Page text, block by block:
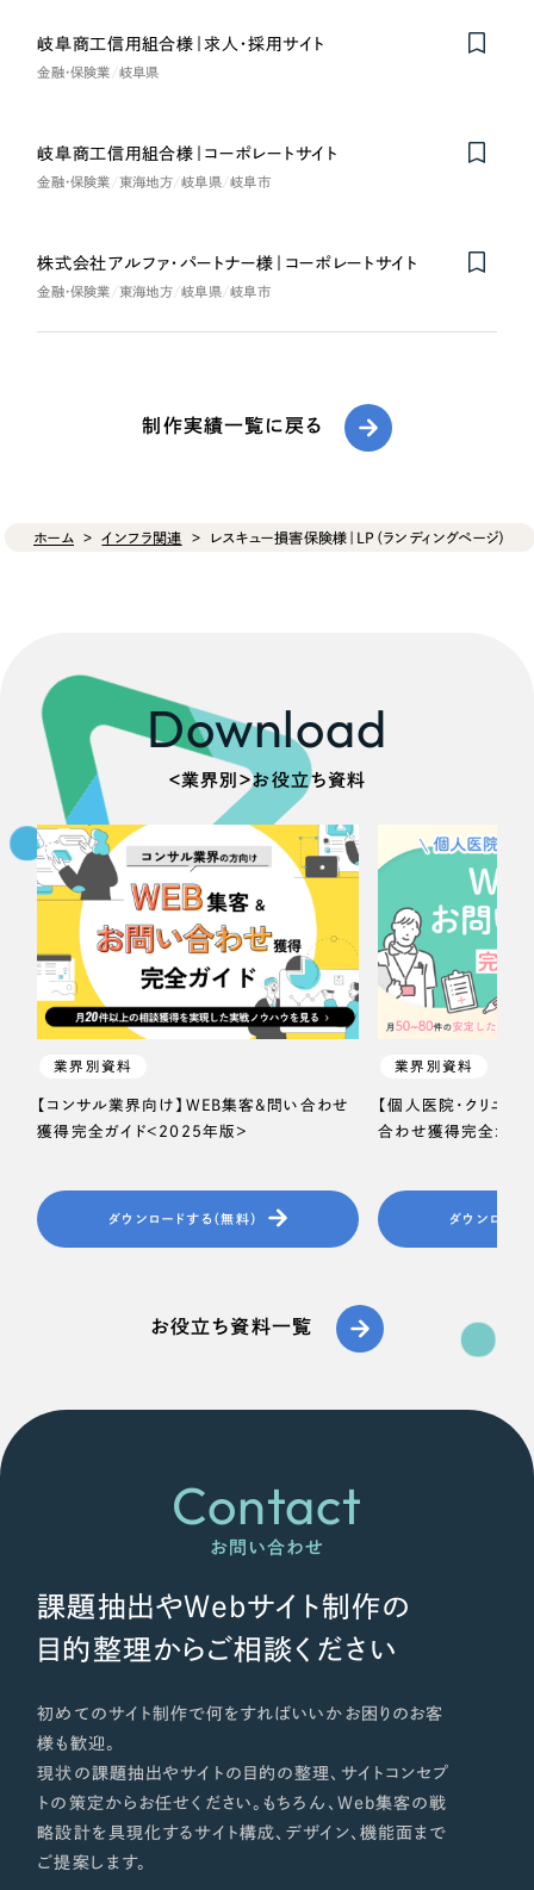
岐阜商工信用組合様｜求人・採用サイト
金融・保険業 岐阜県
岐阜商工信用組合様｜コーポレートサイト
金融・保険業 東海地方 岐阜県 岐阜市
株式会社アルファ・パートナー様｜コーポレートサイト
金融・保険業 東海地方 岐阜県 岐阜市
制作実績一覧に戻る
ホーム インフラ関連 レスキュー損害保険様｜LP（ランディングページ）
Download
＜業界別＞お役立ち資料
業界別資料
【コンサル業界向け】WEB集客＆問い合わせ
獲得完全ガイド＜2025年版＞
ダウンロードする（無料）
業界別資料
【個人医院・クリニッ
合わせ獲得完全ガイ
ダウンロード
お役立ち資料一覧
Contact
お問い合わせ
課題抽出やWebサイト制作の
目的整理からご相談ください
初めてのサイト制作で何をすればいいかお困りのお客
様も歓迎。
現状の課題抽出やサイトの目的の整理、サイトコンセプ
トの策定からお任せください。もちろん、Web集客の戦
略設計を具現化するサイト構成、デザイン、機能面まで
ご提案します。